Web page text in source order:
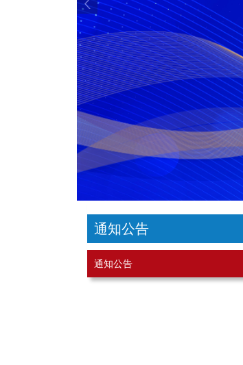
通知公告
通知公告